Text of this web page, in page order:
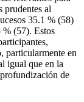
prudentes al
35.1 % (58)
% (57). Estos
particularmente en
igual que en la
de